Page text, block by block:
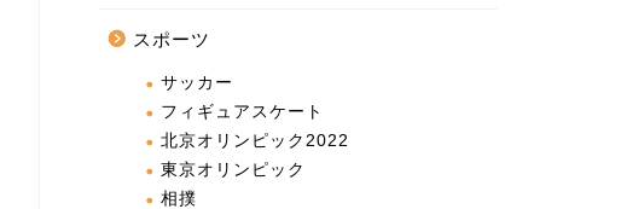
スポーツ
サッカー
フィギュアスケート
北京オリンピック2022
東京オリンピック
相撲